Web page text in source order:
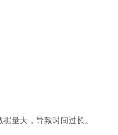
量大，导致时间过长。